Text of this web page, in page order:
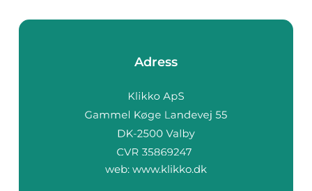
Adress
web: www.klikko.dk